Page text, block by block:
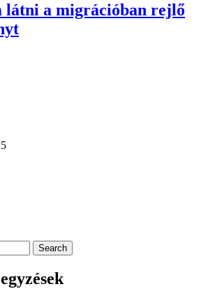
látni a migrációban rejlő
Search